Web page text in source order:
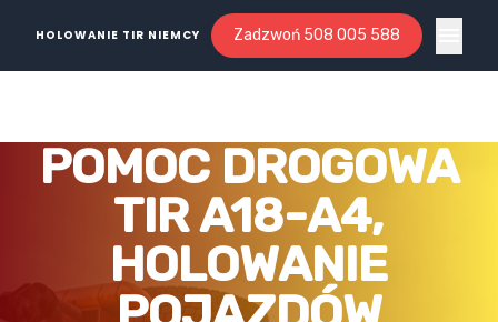
HOLOWANIE TIR NIEMCY Zadzwoń 508 005 588
POMOC DROGOWA
TIR A18-A4,
HOLOWANIE